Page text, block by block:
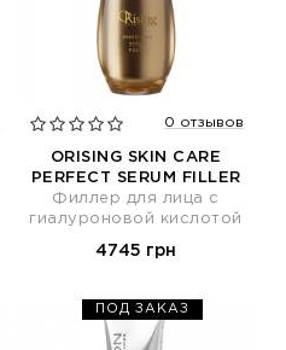
0 отзывов
ORISING SKIN CARE
PERFECT SERUM FILLER
Филлер для лица с
гиалуроновой кислотой
4745 грн
ПОД ЗАКАЗ